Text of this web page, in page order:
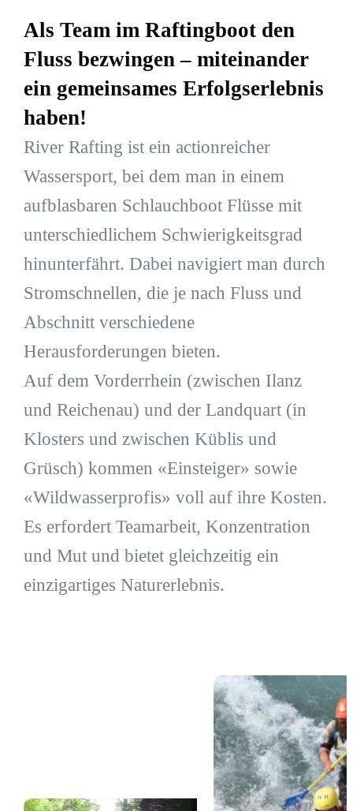
Als Team im Raftingboot den
Fluss bezwingen – miteinander
ein gemeinsames Erfolgserlebnis
haben!
River Rafting ist ein actionreicher
Wassersport, bei dem man in einem
aufblasbaren Schlauchboot Flüsse mit
unterschiedlichem Schwierigkeitsgrad
hinunterfährt. Dabei navigiert man durch
Stromschnellen, die je nach Fluss und
Abschnitt verschiedene
Herausforderungen bieten.
Auf dem Vorderrhein (zwischen Ilanz
und Reichenau) und der Landquart (in
Klosters und zwischen Küblis und
Grüsch) kommen «Einsteiger» sowie
«Wildwasserprofis» voll auf ihre Kosten.
Es erfordert Teamarbeit, Konzentration
und Mut und bietet gleichzeitig ein
einzigartiges Naturerlebnis.